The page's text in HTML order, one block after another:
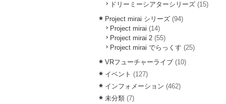
ドリーミーシアターシリーズ (15)
Project mirai シリーズ (94)
Project mirai (14)
Project mirai 2 (55)
Project mirai でらっくす (25)
VRフューチャーライブ (10)
イベント (127)
インフォメーション (462)
未分類 (7)